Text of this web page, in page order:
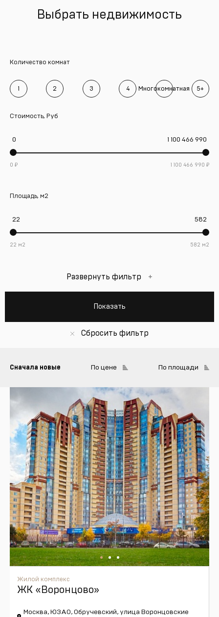
Выбрать недвижимость
Количество комнат
1 2 3 4 Многокомнатная 5+
Стоимость, Руб
0 1 100 466 990
0 ₽ 1 100 466 990 ₽
Площадь, м2
22 582
22 м2 582 м2
Развернуть фильтр +
Показать
Сбросить фильтр
Сначала новые По цене По площади
Жилой комплекс
ЖК «Воронцово»
Москва, ЮЗАО, Обручевский, улица Воронцовские